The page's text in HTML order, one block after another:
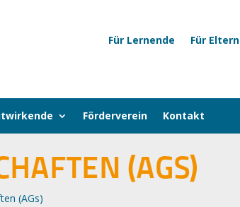
Für Lernende Für Eltern
Förderverein Kontakt
(AGS)
(AGs)